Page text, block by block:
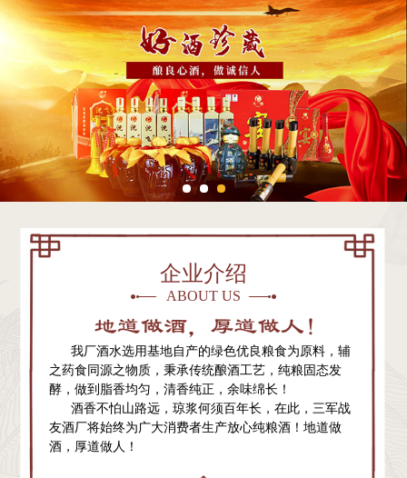
企业介绍
ABOUT US
我厂酒水选用基地自产的绿色优良粮食为原料，辅
之药食同源之物质，秉承传统酿酒工艺，纯粮固态发
酵，做到脂香均匀，清香纯正，余味绵长！
酒香不怕山路远，琼浆何须百年长，在此，三军战
友酒厂将始终为广大消费者生产放心纯粮酒！地道做
酒，厚道做人！